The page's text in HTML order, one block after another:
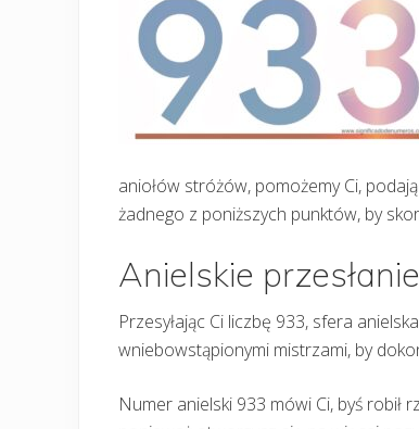
aniołów stróżów, pomożemy Ci,
żadnego z poniższych punktów, by
Anielskie
Przesyłając Ci liczbę 933, sfera
wniebowstąpionymi mistrzami, by
Numer anielski 933 mówi Ci, byś robił